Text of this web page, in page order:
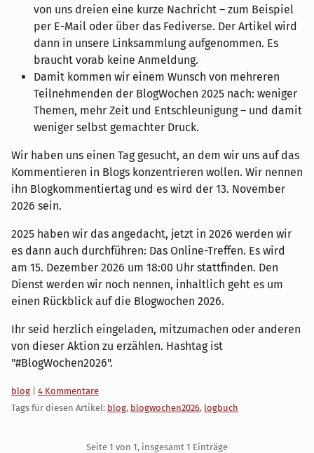
von uns dreien eine kurze Nachricht – zum Beispiel
per E-Mail oder über das Fediverse. Der Artikel wird
dann in unsere Linksammlung aufgenommen. Es
braucht vorab keine Anmeldung.
Damit kommen wir einem Wunsch von mehreren
Teilnehmenden der BlogWochen 2025 nach: weniger
Themen, mehr Zeit und Entschleunigung – und damit
weniger selbst gemachter Druck.
Wir haben uns einen Tag gesucht, an dem wir uns auf das
Kommentieren in Blogs konzentrieren wollen. Wir nennen
ihn Blogkommentiertag und es wird der 13. November
2026 sein.
2025 haben wir das angedacht, jetzt in 2026 werden wir
es dann auch durchführen: Das Online-Treffen. Es wird
am 15. Dezember 2026 um 18:00 Uhr stattfinden. Den
Dienst werden wir noch nennen, inhaltlich geht es um
einen Rückblick auf die Blogwochen 2026.
Ihr seid herzlich eingeladen, mitzumachen oder anderen
von dieser Aktion zu erzählen. Hashtag ist
"#BlogWochen2026".
Kategorien:
blog
4 Kommentare
Tags für diesen Artikel: blog, blogwochen2026, logbuch
Seite 1 von 1, insgesamt 1 Einträge